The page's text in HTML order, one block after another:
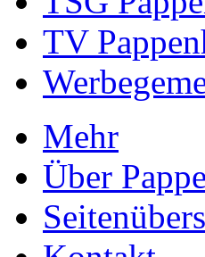
TV
Mehr
Über